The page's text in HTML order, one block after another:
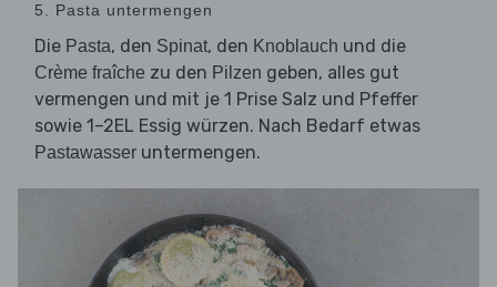
5. Pasta untermengen
Die Pasta, den Spinat, den Knoblauch und die
Crème fraîche zu den Pilzen geben, alles gut
vermengen und mit je 1 Prise Salz und Pfeffer
sowie 1–2EL Essig würzen. Nach Bedarf etwas
Pastawasser untermengen.